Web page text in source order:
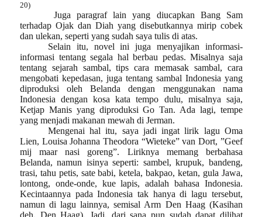
20)
Juga paragraf lain yang diucapkan Bang Sam
terhadap Ojak dan Diah yang disebutkannya mirip cobek
dan ulekan, seperti yang sudah saya tulis di atas.
Selain itu, novel inijuga menyajikan informasi-
informasi tentang segala hal berbau pedas. Misalnya saja
tentang sejarah sambal, tips cara memasak sambal, cara
mengobati kepedasan, juga tentang sambal Indonesia yang
diproduksi oleh Belanda dengan menggunakan nama
Indonesia dengan kosa kata tempo dulu, misalnya saja,
Ketjap Manis yang diproduksi Go Tan. Ada lagi, tempe
yang menjadi makanan mewah di Jerman.
Mengenai hal itu, saya jadi ingat lirik lagu Oma
Lien, Louisa Johanna Theodora “Wieteke” van Dort, ”Geef
mij maar nasi goreng”. Liriknya memang berbahasa
Belanda, namun isinya seperti: sambel, krupuk, bandeng,
trasi, tahu petis, sate babi, ketela, bakpao, ketan, gula Jawa,
lontong, onde-onde, kue lapis, adalah bahasa Indonesia.
Kecintaannya pada Indonesia tak hanya di lagu tersebut,
namun di lagu lainnya, semisal Arm Den Haag (Kasihan
deh, Den Haag). Jadi, dari sana pun sudah dapat dilihat